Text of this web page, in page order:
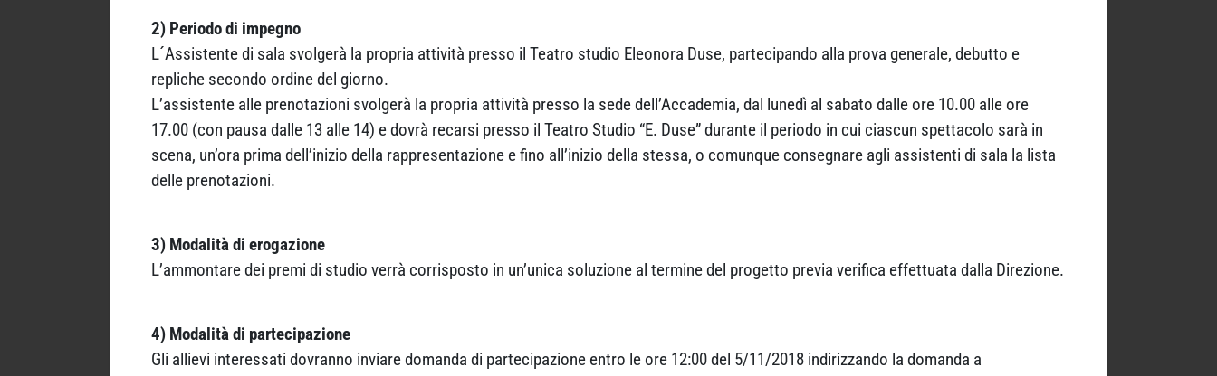
2) Periodo di impegno
L´Assistente di sala svolgerà la propria attività presso il Teatro studio Eleonora Duse, partecipando alla prova generale, debutto e
repliche secondo ordine del giorno.
L’assistente alle prenotazioni svolgerà la propria attività presso la sede dell’Accademia, dal lunedì al sabato dalle ore 10.00 alle ore
17.00 (con pausa dalle 13 alle 14) e dovrà recarsi presso il Teatro Studio “E. Duse” durante il periodo in cui ciascun spettacolo sarà in
scena, un’ora prima dell’inizio della rappresentazione e fino all’inizio della stessa, o comunque consegnare agli assistenti di sala la lista
delle prenotazioni.
3) Modalità di erogazione
L’ammontare dei premi di studio verrà corrisposto in un’unica soluzione al termine del progetto previa verifica effettuata dalla Direzione.
4) Modalità di partecipazione
Gli allievi interessati dovranno inviare domanda di partecipazione entro le ore 12:00 del 5/11/2018 indirizzando la domanda a